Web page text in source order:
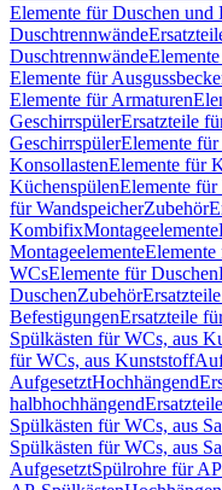
Elemente für Duschen und
Duschtrennwände
Duschtrennwände
Elemente für
Elemente für Armaturen
GeschirrspülerErsatzteile
GeschirrspülerElemente
KonsollastenElemente für
KüchenspülenElemente für
für WandspeicherZubehör
KombifixMontageelemente
Montageelemente
WCsElemente für Duschen
DuschenZubehör
BefestigungenErsatzteile
Spülkästen für WCs, aus
für WCs, aus Kunststoff
AufgesetztHochhängend
halbhochhängend
Spülkästen für WCs, aus
Spülkästen für WCs, aus
AufgesetztSpülrohre für